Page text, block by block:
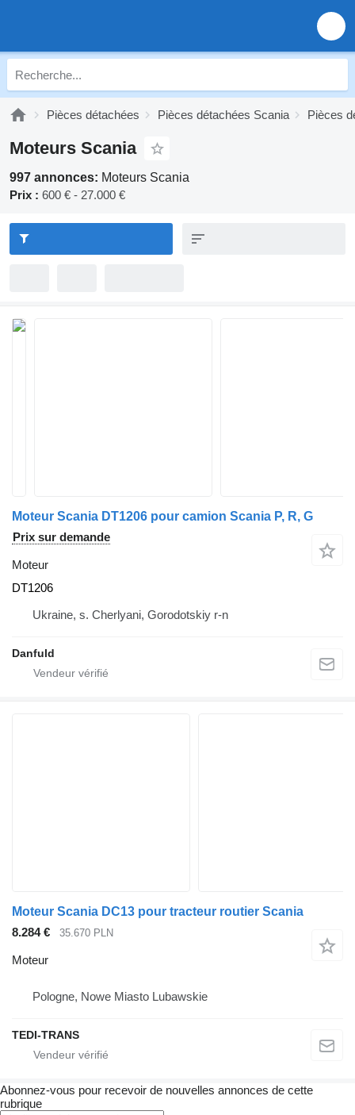
Pièces détachées Pièces détachées Scania Pièces
Moteurs Scania
997 annonces: Moteurs Scania
Prix : 600 € - 27.000 €
Moteur Scania DT1206 pour camion Scania P, R, G
Prix sur demande
Moteur
DT1206
Ukraine, s. Cherlyani, Gorodotskiy r-n
Danfuld
Moteur Scania DC13 pour tracteur routier Scania
8.284 €
35.670 PLN
Moteur
Pologne, Nowe Miasto Lubawskie
TEDI-TRANS
Abonnez-vous pour recevoir de nouvelles annonces de cette
rubrique